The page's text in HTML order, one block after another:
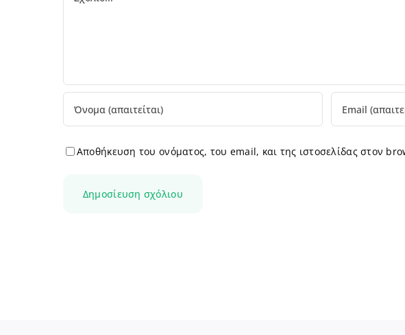
Αποθήκευση του ονόματος, του email, και της ιστοσελίδας στον